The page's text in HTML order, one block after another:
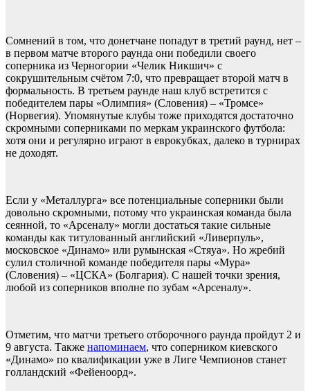
Сомнений в том, что донетчане попадут в третий раунд, нет –
в первом матче второго раунда они победили своего
соперника из Черногории «Челик Никшич» с
сокрушительным счётом 7:0, что превращает второй матч в
формальность. В третьем раунде наш клуб встретится с
победителем пары «Олимпия» (Словения) – «Тромсе»
(Норвегия). Упомянутые клубы тоже приходятся достаточно
скромными соперниками по меркам украинского футбола:
хотя они и регулярно играют в еврокубках, далеко в турнирах
не доходят.
Если у «Металлурга» все потенциальные соперники были
довольно скромными, потому что украинская команда была
сеянной, то «Арсеналу» могли достаться такие сильные
команды как титулованный английский «Ливерпуль»,
московское «Динамо» или румынская «Стяуа». Но жребий
сулил столичной команде победителя пары «Мура»
(Словения) – «ЦСКА» (Болгария). С нашей точки зрения,
любой из соперников вполне по зубам «Арсеналу».
Отметим, что матчи третьего отборочного раунда пройдут 2 и
9 августа. Также напоминаем, что соперником киевского
«Динамо» по квалификации уже в Лиге Чемпионов станет
голландский «Фейеноорд».